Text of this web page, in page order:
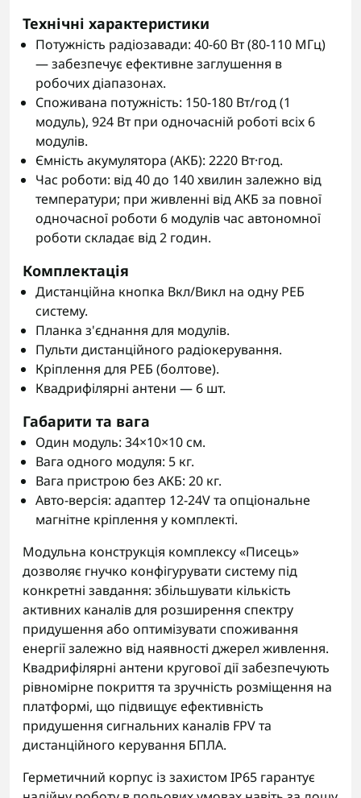
Технічні характеристики
Потужність радіозавади: 40-60 Вт (80-110 МГц)
— забезпечує ефективне заглушення в
робочих діапазонах.
Споживана потужність: 150-180 Вт/год (1
модуль), 924 Вт при одночасній роботі всіх 6
модулів.
Ємність акумулятора (АКБ): 2220 Вт·год.
Час роботи: від 40 до 140 хвилин залежно від
температури; при живленні від АКБ за повної
одночасної роботи 6 модулів час автономної
роботи складає від 2 годин.
Комплектація
Дистанційна кнопка Вкл/Викл на одну РЕБ
систему.
Планка з'єднання для модулів.
Пульти дистанційного радіокерування.
Кріплення для РЕБ (болтове).
Квадрифілярні антени — 6 шт.
Габарити та вага
Один модуль: 34×10×10 см.
Вага одного модуля: 5 кг.
Вага пристрою без АКБ: 20 кг.
Авто-версія: адаптер 12-24V та опціональне
магнітне кріплення у комплекті.
Модульна конструкція комплексу «Писець»
дозволяє гнучко конфігурувати систему під
конкретні завдання: збільшувати кількість
активних каналів для розширення спектру
придушення або оптимізувати споживання
енергії залежно від наявності джерел живлення.
Квадрифілярні антени кругової дії забезпечують
рівномірне покриття та зручність розміщення на
платформі, що підвищує ефективність
придушення сигнальних каналів FPV та
дистанційного керування БПЛА.
Герметичний корпус із захистом IP65 гарантує